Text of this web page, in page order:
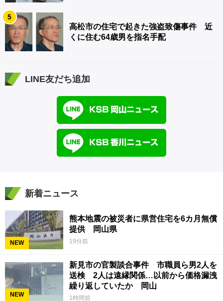
5
高松市の住宅で起きた強盗致傷事件 近
くに住む64歳男を指名手配
LINE友だち追加
新着ニュース
NEW
熊本地震の被災者に県営住宅を6カ月無償
提供 岡山県
19分前
NEW
新見市の官製談合事件 市職員ら男2人を
送検 2人は遠縁関係…以前から価格漏洩
繰り返していたか 岡山
1時間前